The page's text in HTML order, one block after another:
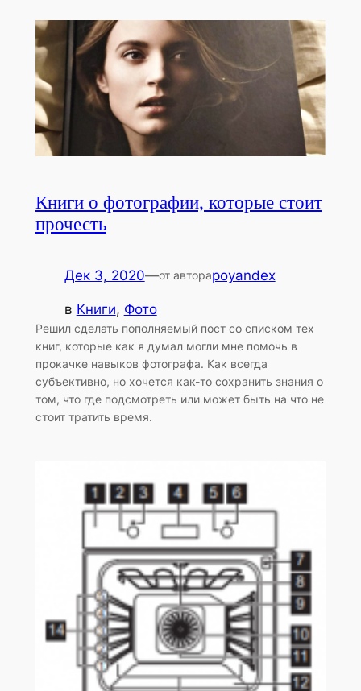
Книги о фотографии, которые стоит
прочесть
Дек 3, 2020—от автораpoyandex
в Книги, Фото
Решил сделать пополняемый пост со списком тех
книг, которые как я думал могли мне помочь в
прокачке навыков фотографа. Как всегда
субъективно, но хочется как-то сохранить знания о
том, что где подсмотреть или может быть на что не
стоит тратить время.